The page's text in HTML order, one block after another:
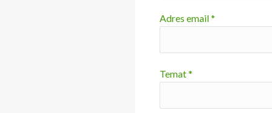
Adres email *
Temat *